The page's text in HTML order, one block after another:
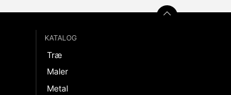
KATALOG
Træ
Maler
Metal